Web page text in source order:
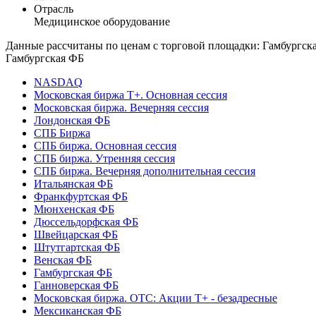
Отрасль
Медицинское оборудование
Данные рассчитаны по ценам с торговой площадки:
Гамбургская ФБ
NASDAQ
Московская биржа Т+. Основная сессия
Московская биржа. Вечерняя сессия
Лондонская ФБ
СПБ Биржа
СПБ биржа. Основная сессия
СПБ биржа. Утренняя сессия
СПБ биржа. Вечерняя дополнительная сессия
Итальянская ФБ
Франкфуртская ФБ
Мюнхенская ФБ
Дюссельдорфская ФБ
Швейцарская ФБ
Штутгартская ФБ
Венская ФБ
Гамбургская ФБ
Ганноверская ФБ
Московская биржа. OTC: Акции T+ - безадресные
Мексиканская ФБ